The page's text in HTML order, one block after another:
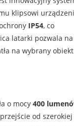
klipsowi
IP54, co
latarki pozwala na
na wybrany
o mocy 400
od szerokiej